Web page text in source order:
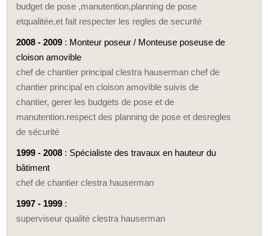
budget de pose ,manutention,planning de pose
etqualitée,et fait respecter les regles de securité
2008 - 2009 : Monteur poseur / Monteuse poseuse de
cloison amovible
chef de chantier principal clestra hauserman chef de
chantier principal en cloison amovible suivis de
chantier, gerer les budgets de pose et de
manutention.respect des planning de pose et desregles
de sécurité
1999 - 2008 : Spécialiste des travaux en hauteur du
bâtiment
chef de chantier clestra hauserman
1997 - 1999 :
superviseur qualité clestra hauserman